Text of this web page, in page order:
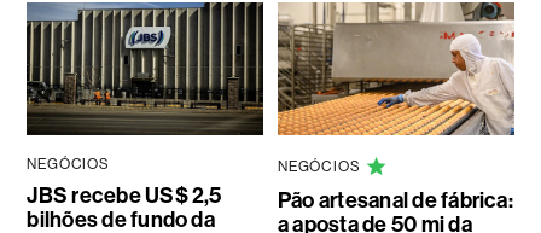
NEGÓCIOS
JBS recebe US$ 2,5
bilhões de fundo da
NEGÓCIOS
Pão artesanal de fábrica:
a aposta de 50 mi da